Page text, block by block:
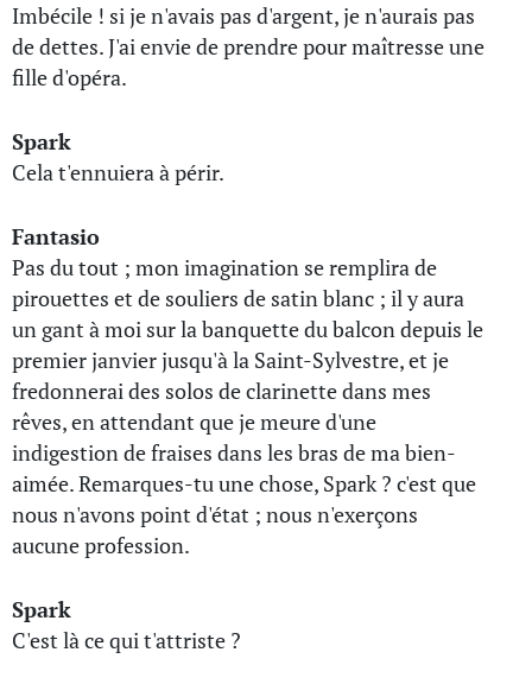
Imbécile ! si je n'avais pas d'argent, je n'aurais pas
de dettes. J'ai envie de prendre pour maîtresse une
fille d'opéra.
Spark
Cela t'ennuiera à périr.
Fantasio
Pas du tout ; mon imagination se remplira de
pirouettes et de souliers de satin blanc ; il y aura
un gant à moi sur la banquette du balcon depuis le
premier janvier jusqu'à la Saint-Sylvestre, et je
fredonnerai des solos de clarinette dans mes
rêves, en attendant que je meure d'une
indigestion de fraises dans les bras de ma bien-
aimée. Remarques-tu une chose, Spark ? c'est que
nous n'avons point d'état ; nous n'exerçons
aucune profession.
Spark
C'est là ce qui t'attriste ?